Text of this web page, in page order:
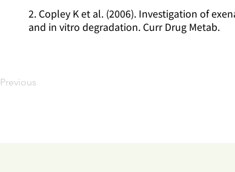
2. Copley K et al. (2006). Investigation of
and in vitro degradation. Curr Drug Metab.
Previous